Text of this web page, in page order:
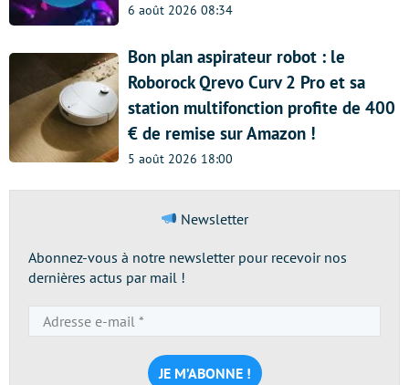
6 août 2026 08:34
Bon plan aspirateur robot : le
Roborock Qrevo Curv 2 Pro et sa
station multifonction profite de 400
€ de remise sur Amazon !
5 août 2026 18:00
Newsletter
Abonnez-vous à notre newsletter pour recevoir nos
dernières actus par mail !
e-
mail
*